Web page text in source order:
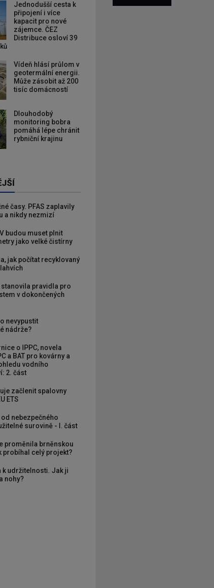
Jednodušší cesta k
připojení i více
kapacit pro nové
zájemce. ČEZ
Distribuce osloví 39
Vídeň hlásí průlom v
geotermální energii.
Může zásobit až 200
tisíc domácností
Dlouhodobý
monitoring bobra
pomáhá lépe chránit
rybniční krajinu
časy. PFAS zaplavily
a nikdy nezmizí
budou muset plnit
jako velké čistírny
jak počítat recyklovaný
pravidla pro
v dokončených
nevypustit
nádrže?
o IPPC, novela
a BAT pro kovárny a
vodního
2. část
začlenit spalovny
ETS
nebezpečného
surovině - I. část
proměnila brněnskou
probíhal celý projekt?
k udržitelnosti. Jak ji
nohy?